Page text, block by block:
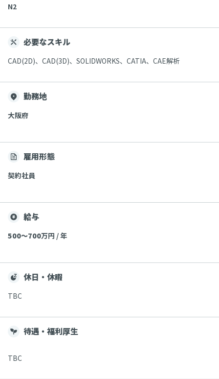
N2
必要なスキル
CAD(2D)、CAD(3D)、SOLIDWORKS、CATIA、CAE解析
勤務地
大阪府
雇用形態
契約社員
給与
500〜700万円 / 年
休日・休暇
TBC
待遇・福利厚生
TBC